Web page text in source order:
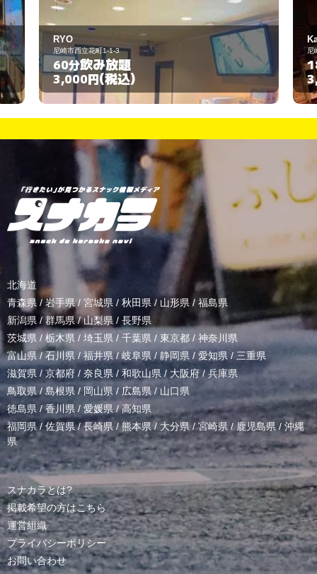
Kara Bar Itsutoko
尼崎市上坂部3-28-26
180分飲み放題
3,000円(税込)
北海道
青森県 / 岩手県/ 宮城県 / 秋田県 / 山形県/ 福島県
新潟県 /群馬県/山梨県 / 長野県
茨城県 / 栃木県 / 埼玉県 / 千葉県 / 東京都 / 神奈川県
富山県 /石川県/福井県/岐阜県 / 静岡県 / 愛知県 / 三重県
滋賀県 / 京都府 / 奈良県 / 和歌山県/ 大阪府 /兵庫県
鳥取県/ 島根県 /岡山県/ 広島県 / 山口県
徳島県 /香川県 / 愛媛県/高知県
福岡県/佐賀県/長崎県 /熊本県/ 大分県/宮崎県 /鹿児島県 / 沖縄
県
スナカラとは?
掲載希望の方はこちら
運営組織
プライバシーポリシー
お問い合わせ